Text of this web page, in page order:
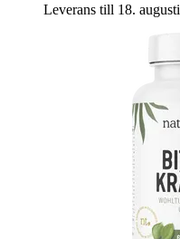
Leverans till 18. augusti